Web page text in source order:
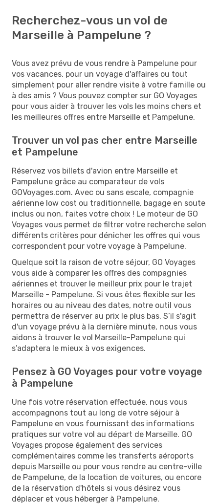
Recherchez-vous un vol de
Marseille à Pampelune ?
Vous avez prévu de vous rendre à Pampelune pour
vos vacances, pour un voyage d'affaires ou tout
simplement pour aller rendre visite à votre famille ou
à des amis ? Vous pouvez compter sur GO Voyages
pour vous aider à trouver les vols les moins chers et
les meilleures offres entre Marseille et Pampelune.
Trouver un vol pas cher entre Marseille
et Pampelune
Réservez vos billets d'avion entre Marseille et
Pampelune grâce au comparateur de vols
GOVoyages.com. Avec ou sans escale, compagnie
aérienne low cost ou traditionnelle, bagage en soute
inclus ou non, faites votre choix ! Le moteur de GO
Voyages vous permet de filtrer votre recherche selon
différents critères pour dénicher les offres qui vous
correspondent pour votre voyage à Pampelune.
Quelque soit la raison de votre séjour, GO Voyages
vous aide à comparer les offres des compagnies
aériennes et trouver le meilleur prix pour le trajet
Marseille - Pampelune. Si vous êtes flexible sur les
horaires ou au niveau des dates, notre outil vous
permettra de réserver au prix le plus bas. S’il s'agit
d'un voyage prévu à la dernière minute, nous vous
aidons à trouver le vol Marseille-Pampelune qui
s’adaptera le mieux à vos exigences.
Pensez à GO Voyages pour votre voyage
à Pampelune
Une fois votre réservation effectuée, nous vous
accompagnons tout au long de votre séjour à
Pampelune en vous fournissant des informations
pratiques sur votre vol au départ de Marseille. GO
Voyages propose également des services
complémentaires comme les transferts aéroports
depuis Marseille ou pour vous rendre au centre-ville
de Pampelune, de la location de voitures, ou encore
de la réservation d'hôtels si vous désirez vous
déplacer et vous héberger à Pampelune.